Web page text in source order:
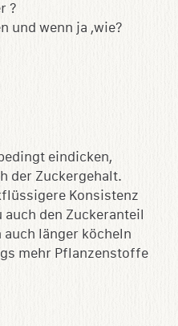
?
und wenn ja ,wie?
eindicken,
der Zuckergehalt.
Konsistenz
den Zuckeranteil
auch länger köcheln
mehr Pflanzenstoffe